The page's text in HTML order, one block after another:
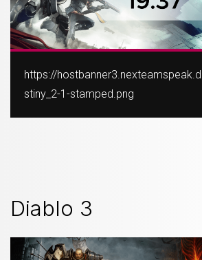
https://
stiny_2-1-stamped.png
Diablo 3